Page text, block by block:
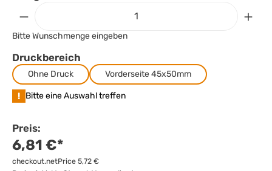
Bitte Wunschmenge eingeben
Druckbereich
Ohne Druck Vorderseite 45x50mm
! Bitte eine Auswahl treffen
Preis:
6,81 €*
checkout.netPrice 5,72 €